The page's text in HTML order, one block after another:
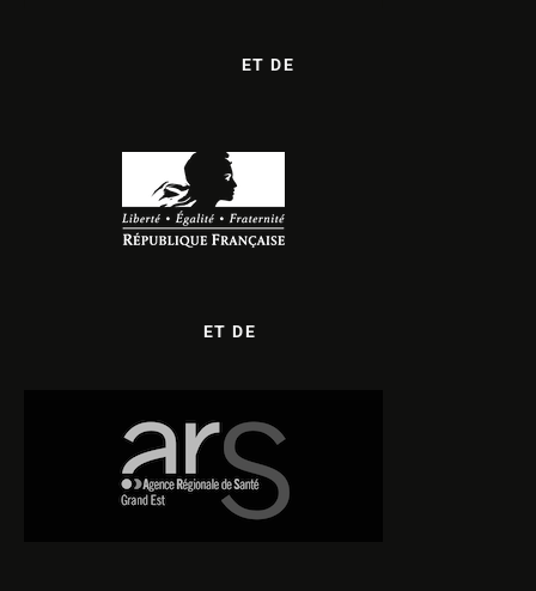
ET DE
ET DE